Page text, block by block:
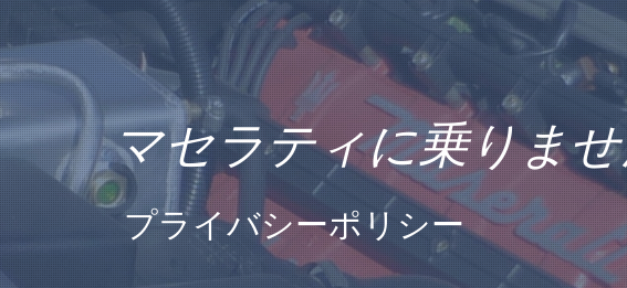
マセラティに乗りま
プライバシーポリシー